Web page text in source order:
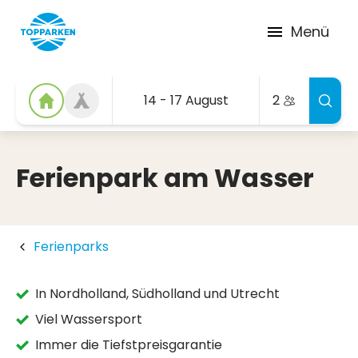
Menü
14 - 17 August 2
Ferienpark am Wasser
Ferienparks
In Nordholland, Südholland und Utrecht
Viel Wassersport
Immer die Tiefstpreisgarantie